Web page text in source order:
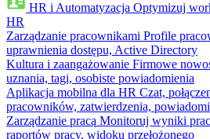
HR i Automatyzacja Optymizuj
HR
Zarządzanie pracownikami Profile
uprawnienia dostępu, Active Directory
Kultura i zaangażowanie Firmowe
uznania, tagi, osobiste powiadomienia
Aplikacja mobilna dla HR Czat,
pracowników, zatwierdzenia,
Zarządzanie pracą Monitoruj wyniki
raportów pracy, widoku przełożonego